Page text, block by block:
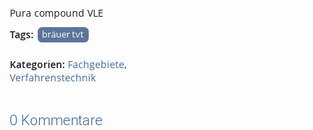
Pura compound VLE
Tags:
bräuer tvt
Kategorien: Fachgebiete,
Verfahrenstechnik
0 Kommentare